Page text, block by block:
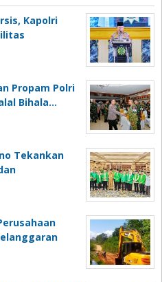
Kapolri
Propam Polri
Bihala…
Tekankan